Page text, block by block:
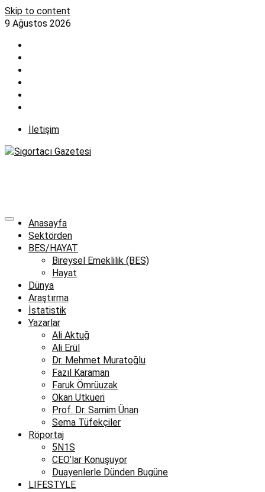
Skip to content
9 Ağustos 2026
İletişim
Anasayfa
Sektörden
BES/HAYAT
Bireysel Emeklilik (BES)
Hayat
Dünya
Araştırma
İstatistik
Yazarlar
Ali Aktuğ
Ali Erül
Dr. Mehmet Muratoğlu
Fazıl Karaman
Faruk Ömrüuzak
Okan Utkueri
Prof. Dr. Samim Ünan
Sema Tüfekçiler
Röportaj
5N1S
CEO’lar Konuşuyor
Duayenlerle Dünden Bugüne
LIFESTYLE